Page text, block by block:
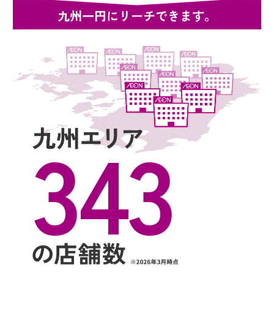
九州一円にリーチできます。
343